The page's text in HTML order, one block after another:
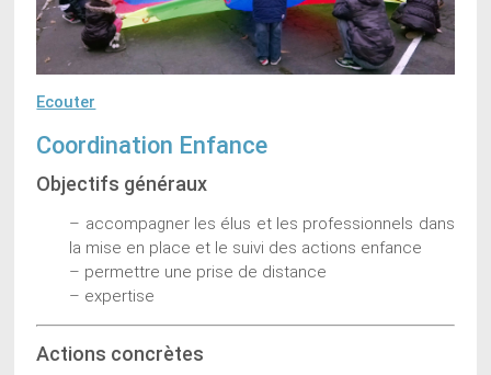
Ecouter
Coordination Enfance
Objectifs généraux
– accompagner les élus et les professionnels dans
la mise en place et le suivi des actions enfance
– permettre une prise de distance
– expertise
Actions concrètes